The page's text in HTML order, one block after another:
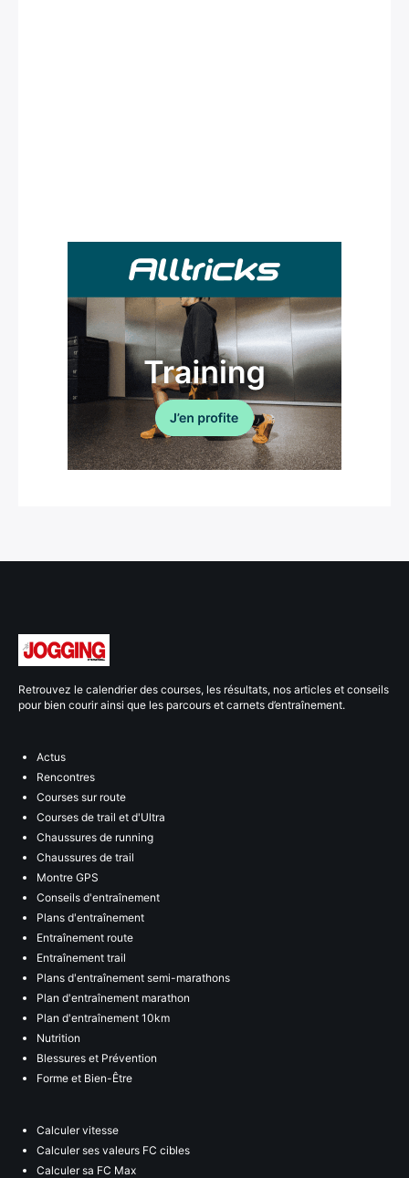
Retrouvez le calendrier des courses, les résultats, nos articles et conseils
pour bien courir ainsi que les parcours et carnets d’entraînement.
Actus
Rencontres
Courses sur route
Courses de trail et d'Ultra
Chaussures de running
Chaussures de trail
Montre GPS
Conseils d'entraînement
Plans d'entraînement
Entraînement route
Entraînement trail
Plans d'entraînement semi-marathons
Plan d'entraînement marathon
Plan d'entraînement 10km
Nutrition
Blessures et Prévention
Forme et Bien-Être
Calculer vitesse
Calculer ses valeurs FC cibles
Calculer sa FC Max